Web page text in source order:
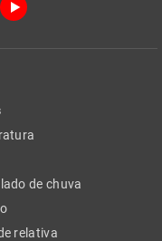
de chuva
relativa